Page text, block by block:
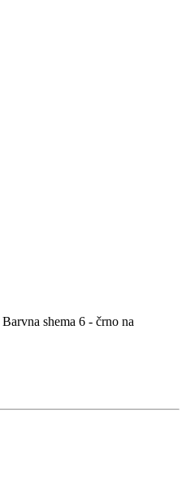
Barvna shema 6 - črno na